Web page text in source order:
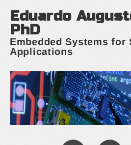
Eduardo
PhD
Embedded Systems for
Applications